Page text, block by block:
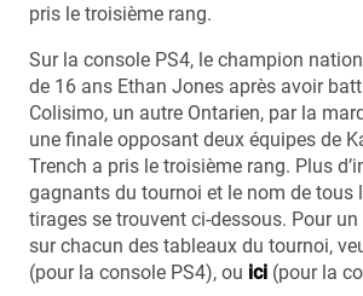
pris le troisième rang.
Sur la console PS4, le champion
de 16 ans Ethan Jones après avoir
Colisimo, un autre Ontarien, par la
une finale opposant deux équipes de
Trench a pris le troisième rang. Plus
gagnants du tournoi et le nom de tous
tirages se trouvent ci-dessous. Pour
sur chacun des tableaux du tournoi,
(pour la console PS4), ou ici (pour la